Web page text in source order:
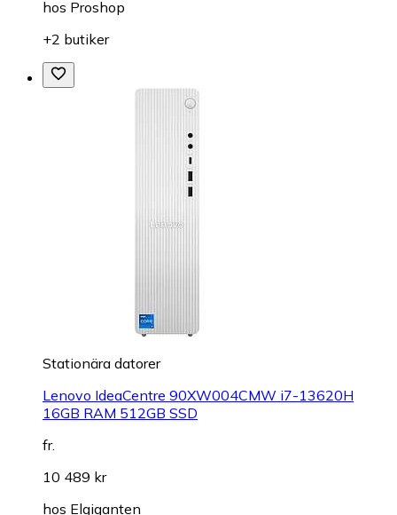
hos Proshop
+2 butiker
Stationära datorer
Lenovo IdeaCentre 90XW004CMW i7-13620H
16GB RAM 512GB SSD
fr.
10 489 kr
hos Elgiganten